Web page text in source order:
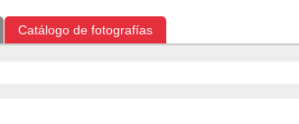
Catálogo de fotografías